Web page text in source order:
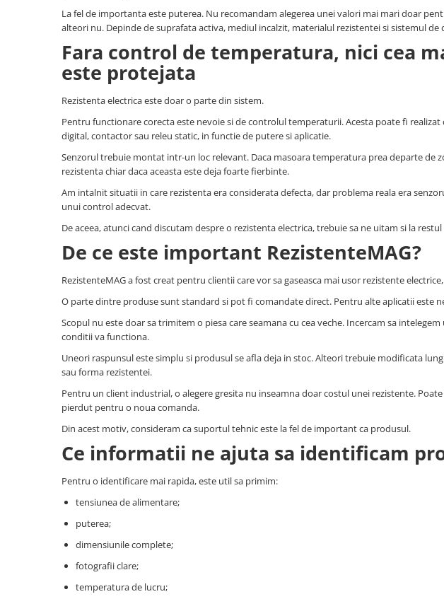
Pentru industria materialelor
Rezistențe pentru aer și gaze
Rezistențe pentru aparate casnice
Rezistențe pentru echipamente de
Rezistențe pentru matrițe
Rezistențe pentru mașini de
La fel de importanta este puterea. Nu recomandam alegerea unei valori mai mari doar
alteori nu. Depinde de suprafata activa, mediul incalzit, materialul rezistentei si sistemul de
Fara control de temperatura, nici cea
este protejata
Rezistenta electrica este doar o parte din sistem.
Pentru functionare corecta este nevoie si de controlul temperaturii. Acesta poate fi
digital, contactor sau releu static, in functie de putere si aplicatie.
Senzorul trebuie montat intr-un loc relevant. Daca masoara temperatura prea departe de
rezistenta chiar daca aceasta este deja foarte fierbinte.
Am intalnit situatii in care rezistenta era considerata defecta, dar problema reala era
unui control adecvat.
De aceea, atunci cand discutam despre o rezistenta electrica, trebuie sa ne uitam si la
De ce este important RezistenteMAG?
RezistenteMAG a fost creat pentru clientii care vor sa gaseasca mai usor rezistente
O parte dintre produse sunt standard si pot fi comandate direct. Pentru alte aplicatii este
Scopul nu este doar sa trimitem o piesa care seamana cu cea veche. Incercam sa
conditii va functiona.
Uneori raspunsul este simplu si produsul se afla deja in stoc. Alteori trebuie modificata
sau forma rezistentei.
Pentru un client industrial, o alegere gresita nu inseamna doar costul unei rezistente.
pierdut pentru o noua comanda.
Din acest motiv, consideram ca suportul tehnic este la fel de important ca produsul.
Ce informatii ne ajuta sa identificam
Pentru o identificare mai rapida, este util sa primim:
tensiunea de alimentare;
puterea;
dimensiunile complete;
fotografii clare;
temperatura de lucru;